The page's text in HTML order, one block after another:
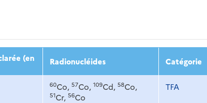
2020 2021 2022
(en Radionucléides Catégorie
60Co, 57Co, 109Cd, 58Co,
51Cr, 56Co
TFA